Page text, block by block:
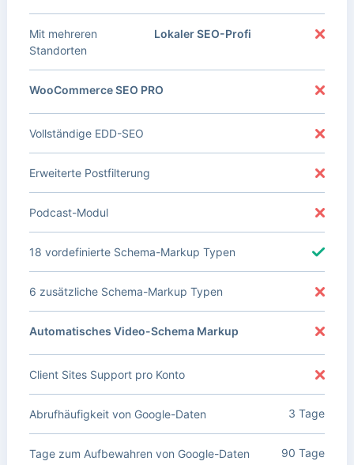
Lokaler SEO-Profi
Mit mehreren
Standorten
WooCommerce SEO PRO
Vollständige EDD-SEO
Erweiterte Postfilterung
Podcast-Modul
18 vordefinierte Schema-Markup Typen
6 zusätzliche Schema-Markup Typen
Automatisches Video-Schema Markup
Client Sites Support pro Konto
Abrufhäufigkeit von Google-Daten 3 Tage
Tage zum Aufbewahren von Google-Daten 90 Tage